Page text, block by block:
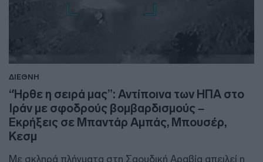
ΔΙΕΘΝΗ
“Ήρθε η σειρά μας”: Αντίποινα των ΗΠΑ στο
Ιράν με σφοδρούς βομβαρδισμούς –
Εκρήξεις σε Μπαντάρ Αμπάς, Μπουσέρ,
Κεσμ
Με σκληρά πλήγματα στη Σαουδική Αραβία απειλεί η